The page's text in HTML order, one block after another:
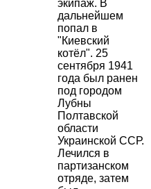
экипаж. В
дальнейшем
попал в
"Киевский
котёл". 25
сентября 1941
года был ранен
под городом
Лубны
Полтавской
области
Украинской ССР.
Лечился в
партизанском
отряде, затем